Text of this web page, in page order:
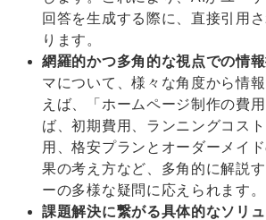
回答を生成する際に、直接引用
ります。
網羅的かつ多角的な視点での情
マについて、様々な角度から情
えば、「ホームページ制作の費
ば、初期費用、ランニングコス
用、格安プランとオーダーメイ
果の考え方など、多角的に解説
ーの多様な疑問に応えられます。
課題解決に繋がる具体的なソリ